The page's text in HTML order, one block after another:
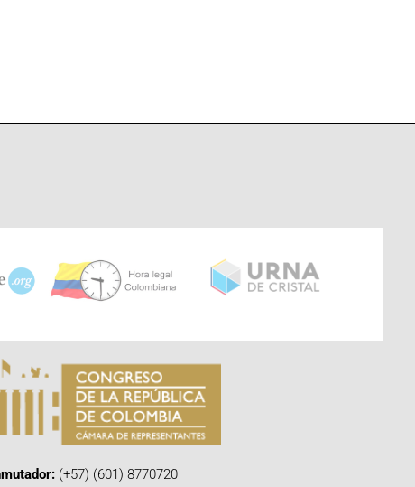
(+57) (601) 8770720